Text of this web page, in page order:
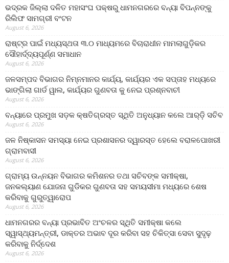
ଭଦ୍ରକ ଜିଲ୍ଲା ଦଳିତ ମହାସଂଘ ପକ୍ଷରୁ ଧାମନଗରରେ ବନ୍ୟା ବିପନ୍ନଙ୍କୁ
ରିଲିଫ ସାମଗ୍ରୀ ବଂଟନ
August 6, 2026
ରାଷ୍ଟ୍ର ପାଇଁ ମଧ୍ୟସ୍ଥତା ୩.୦ ମାଧ୍ୟମରେ ବିଚାରାଧୀନ ମାମଲାଗୁଡ଼ିକର
ସୌହାର୍ଦ୍ଦ୍ୟପୂର୍ଣ୍ଣ ସମାଧାନ
August 6, 2026
ଜଳସମ୍ପଦ ବିଭାଗର ନିମ୍ନମାନର କାର୍ଯ୍ୟ, କାର୍ଯ୍ୟର ଏକ ସପ୍ତାହ ମଧ୍ୟରେ
ଭାଙ୍ଗିଲା ଗାର୍ଡ ୱାଲ, କାର୍ଯ୍ୟର ଗୁଣବତା କୁ ନେଇ ପ୍ରଶ୍ନବାଚୀ
August 6, 2026
ବନ୍ୟାରେ ପ୍ରମୁଖ ସଡ଼କ କ୍ଷତିଗ୍ରସ୍ତ ସ୍ଥିତି ଅନୁଧ୍ୟାନ କଲେ ଆର୍‌ଡ଼ି ସଚିବ
August 6, 2026
ଜଳ ନିଷ୍କାସନ ସମସ୍ୟା ନେଇ ପ୍ରଶାସନର ଦ୍ୱାରସ୍ତ ହେଲେ ବରାଳପୋଖରୀ
ଗ୍ରାମବାସୀ
August 6, 2026
ଗ୍ରାମ୍ୟ ଉନ୍ନୟନ ବିଭାଗର କମିଶନର ତଥା ସଚିବଙ୍କ ସମୀକ୍ଷା,
ଜନକଲ୍ୟାଣ ଯୋଜନା ଗୁଡିକର ଗୁଣବତା ସହ ସମୟସୀମା ମଧ୍ୟରେ ଶେଷ
କରିବାକୁ ଗୁରୁତ୍ୱାରୋପ
August 6, 2026
ଧାମନଗରର ବନ୍ୟା ପ୍ରଭାବିତ ଅଂଚଳର ସ୍ଥିତି ସମୀକ୍ଷା କଲେ
ସ୍ୱାସ୍ଥ୍ୟମନ୍ତ୍ରୀ, ଡାକ୍ତର ଅଭାବ ଦୂର କରିବା ସହ ଚିକିତ୍ସା ସେବା ସୁଦୃଢ଼
କରିବାକୁ ନିର୍ଦ୍ଦେଶ
August 6, 2026